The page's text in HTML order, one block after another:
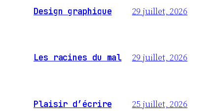
Design graphique 29 juillet, 2026
Les racines du mal 29 juillet, 2026
Plaisir d’écrire 25 juillet, 2026